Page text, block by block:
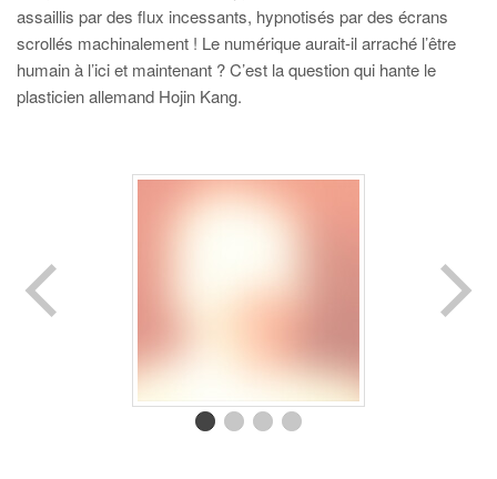
assaillis par des flux incessants, hypnotisés par des écrans
scrollés machinalement ! Le numérique aurait-il arraché l’être
humain à l’ici et maintenant ? C’est la question qui hante le
plasticien allemand Hojin Kang.